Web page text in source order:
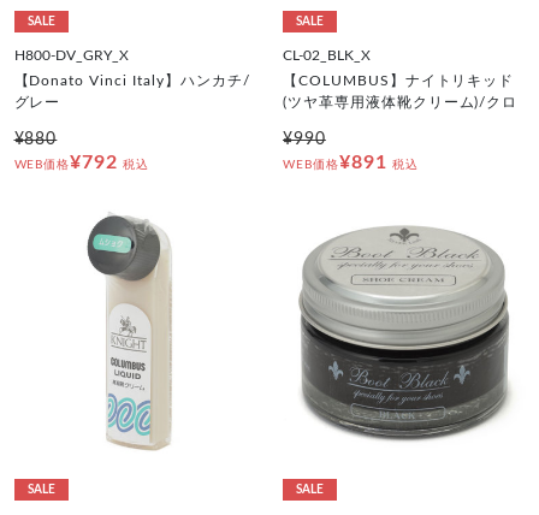
SALE
H800-DV_GRY_X
【Donato Vinci Italy】ハンカチ/
グレー
¥880
WEB価格¥792 税込
SALE
CL-02_BLK_X
【COLUMBUS】ナイトリキッド
(ツヤ革専用液体靴クリーム)/クロ
¥990
WEB価格¥891 税込
SALE SALE